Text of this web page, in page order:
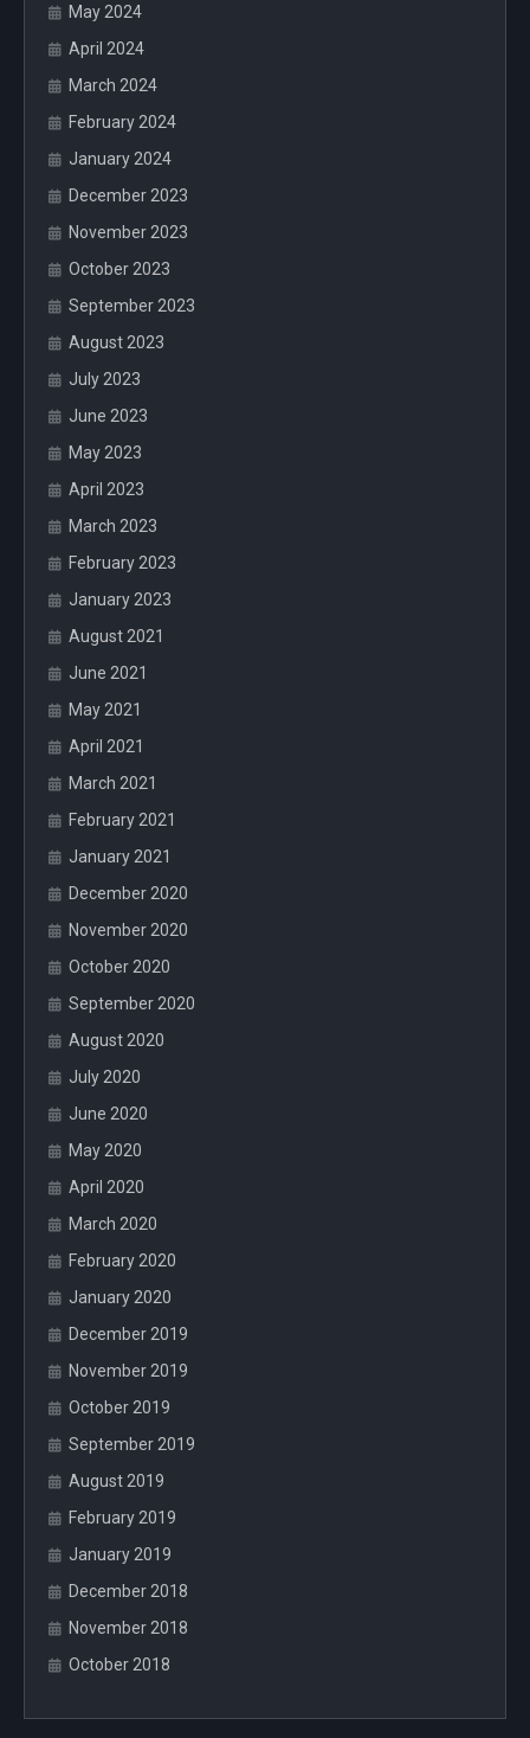
May 2024
April 2024
March 2024
February 2024
January 2024
December 2023
November 2023
October 2023
September 2023
August 2023
July 2023
June 2023
May 2023
April 2023
March 2023
February 2023
January 2023
August 2021
June 2021
May 2021
April 2021
March 2021
February 2021
January 2021
December 2020
November 2020
October 2020
September 2020
August 2020
July 2020
June 2020
May 2020
April 2020
March 2020
February 2020
January 2020
December 2019
November 2019
October 2019
September 2019
August 2019
February 2019
January 2019
December 2018
November 2018
October 2018